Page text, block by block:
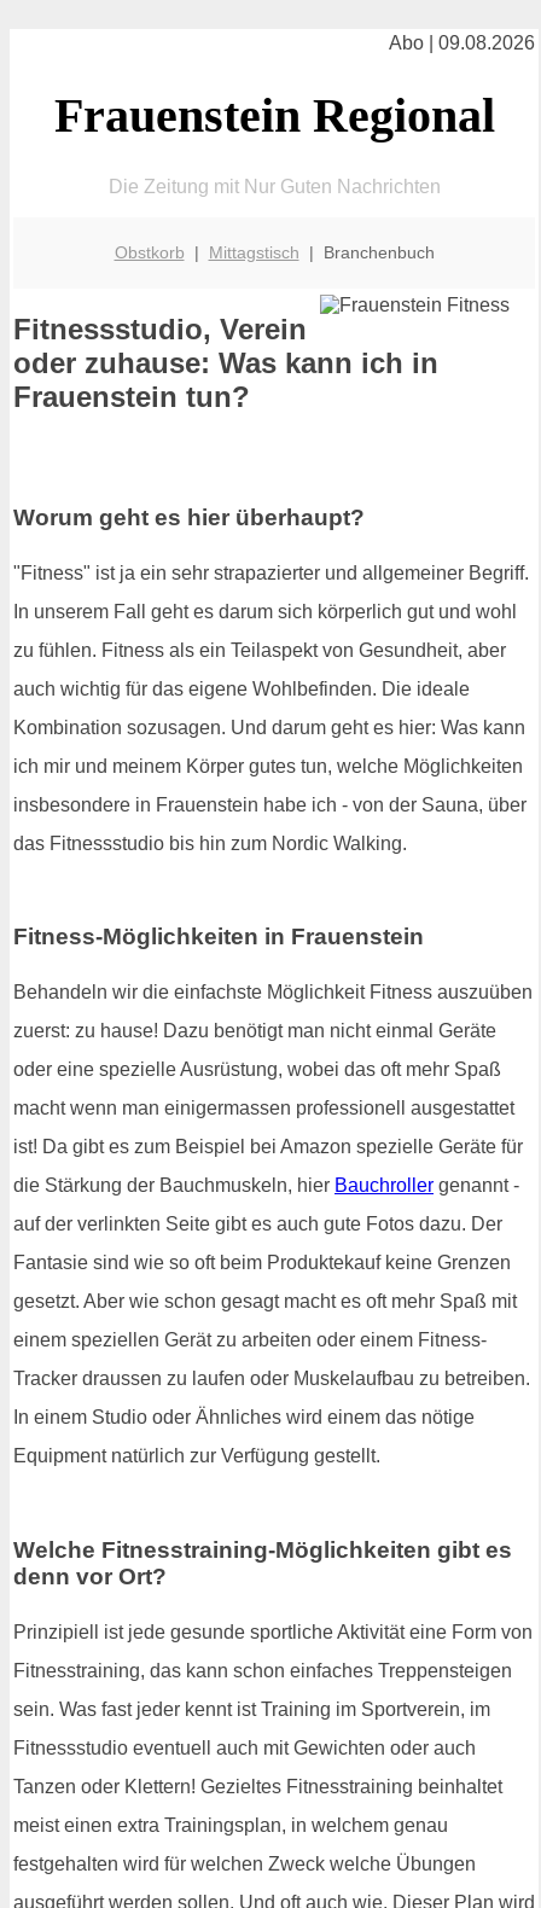
Abo | 09.08.2026
Frauenstein Regional
Die Zeitung mit Nur Guten Nachrichten
Obstkorb | Mittagstisch | Branchenbuch
Fitnessstudio, Verein
oder zuhause: Was kann ich in
Frauenstein tun?
Worum geht es hier überhaupt?
"Fitness" ist ja ein sehr strapazierter und allgemeiner Begriff.
In unserem Fall geht es darum sich körperlich gut und wohl
zu fühlen. Fitness als ein Teilaspekt von Gesundheit, aber
auch wichtig für das eigene Wohlbefinden. Die ideale
Kombination sozusagen. Und darum geht es hier: Was kann
ich mir und meinem Körper gutes tun, welche Möglichkeiten
insbesondere in Frauenstein habe ich - von der Sauna, über
das Fitnessstudio bis hin zum Nordic Walking.
Fitness-Möglichkeiten in Frauenstein
Behandeln wir die einfachste Möglichkeit Fitness auszuüben
zuerst: zu hause! Dazu benötigt man nicht einmal Geräte
oder eine spezielle Ausrüstung, wobei das oft mehr Spaß
macht wenn man einigermassen professionell ausgestattet
ist! Da gibt es zum Beispiel bei Amazon spezielle Geräte für
die Stärkung der Bauchmuskeln, hier Bauchroller genannt -
auf der verlinkten Seite gibt es auch gute Fotos dazu. Der
Fantasie sind wie so oft beim Produktekauf keine Grenzen
gesetzt. Aber wie schon gesagt macht es oft mehr Spaß mit
einem speziellen Gerät zu arbeiten oder einem Fitness-
Tracker draussen zu laufen oder Muskelaufbau zu betreiben.
In einem Studio oder Ähnliches wird einem das nötige
Equipment natürlich zur Verfügung gestellt.
Welche Fitnesstraining-Möglichkeiten gibt es
denn vor Ort?
Prinzipiell ist jede gesunde sportliche Aktivität eine Form von
Fitnesstraining, das kann schon einfaches Treppensteigen
sein. Was fast jeder kennt ist Training im Sportverein, im
Fitnessstudio eventuell auch mit Gewichten oder auch
Tanzen oder Klettern! Gezieltes Fitnesstraining beinhaltet
meist einen extra Trainingsplan, in welchem genau
festgehalten wird für welchen Zweck welche Übungen
ausgeführt werden sollen. Und oft auch wie. Dieser Plan wird